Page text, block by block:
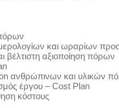
και ωραρίων
βέλτιστη αξιοποίηση πόρων
ανθρώπινων και υλικών
έργου – Cost Plan
κόστους